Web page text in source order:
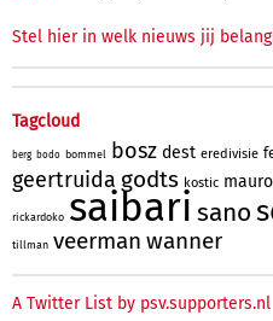
Stel hier in welk nieuws jij
Tagcloud
berg bodo bommel bosz dest eredivisie
geertruida godts kostic mauro
rickardoko saibari sano
tillman veerman wanner
A Twitter List by psv.supporters.nl